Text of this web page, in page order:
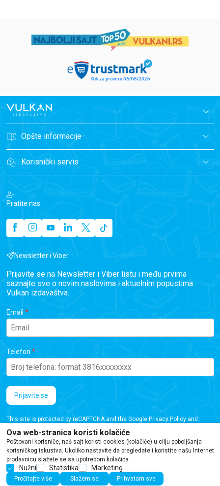
Opšte informacije
Korisnički servis
Pratite nas
Newsletter i Viber
Prijavite se na Newsletter i Viber listu i među prvima
saznajte sve o novim naslovima i aktuelnim popustima
Vulkan izdavaštva.
Email
Telefon
Prijavite se
This site is protected by reCAPTCHA and the Google Privacy Policyand
Iako se trudimo da budemo tačni, informacije na ovoj veb stranici mogu sadržati
Ova web-stranica koristi kolačiće
Poštovani korisniče, naš sajt koristi cookies (kolačiće) u cilju poboljšanja
korisničkog iskustva. Ukoliko nastavite da pregledate i koristite našu Internet
prodavnicu slažete se sa upotrebom kolačića.
Nužni Statistika Marketing
Pročitajte više Slažem se Prihvatam sve